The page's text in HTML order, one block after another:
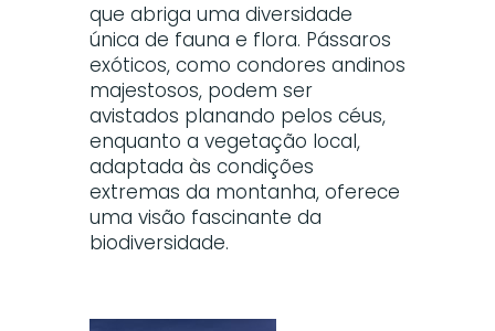
que abriga uma diversidade
única de fauna e flora. Pássaros
exóticos, como condores andinos
majestosos, podem ser
avistados planando pelos céus,
enquanto a vegetação local,
adaptada às condições
extremas da montanha, oferece
uma visão fascinante da
biodiversidade.